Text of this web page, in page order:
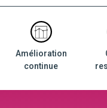
Amélioration
continue